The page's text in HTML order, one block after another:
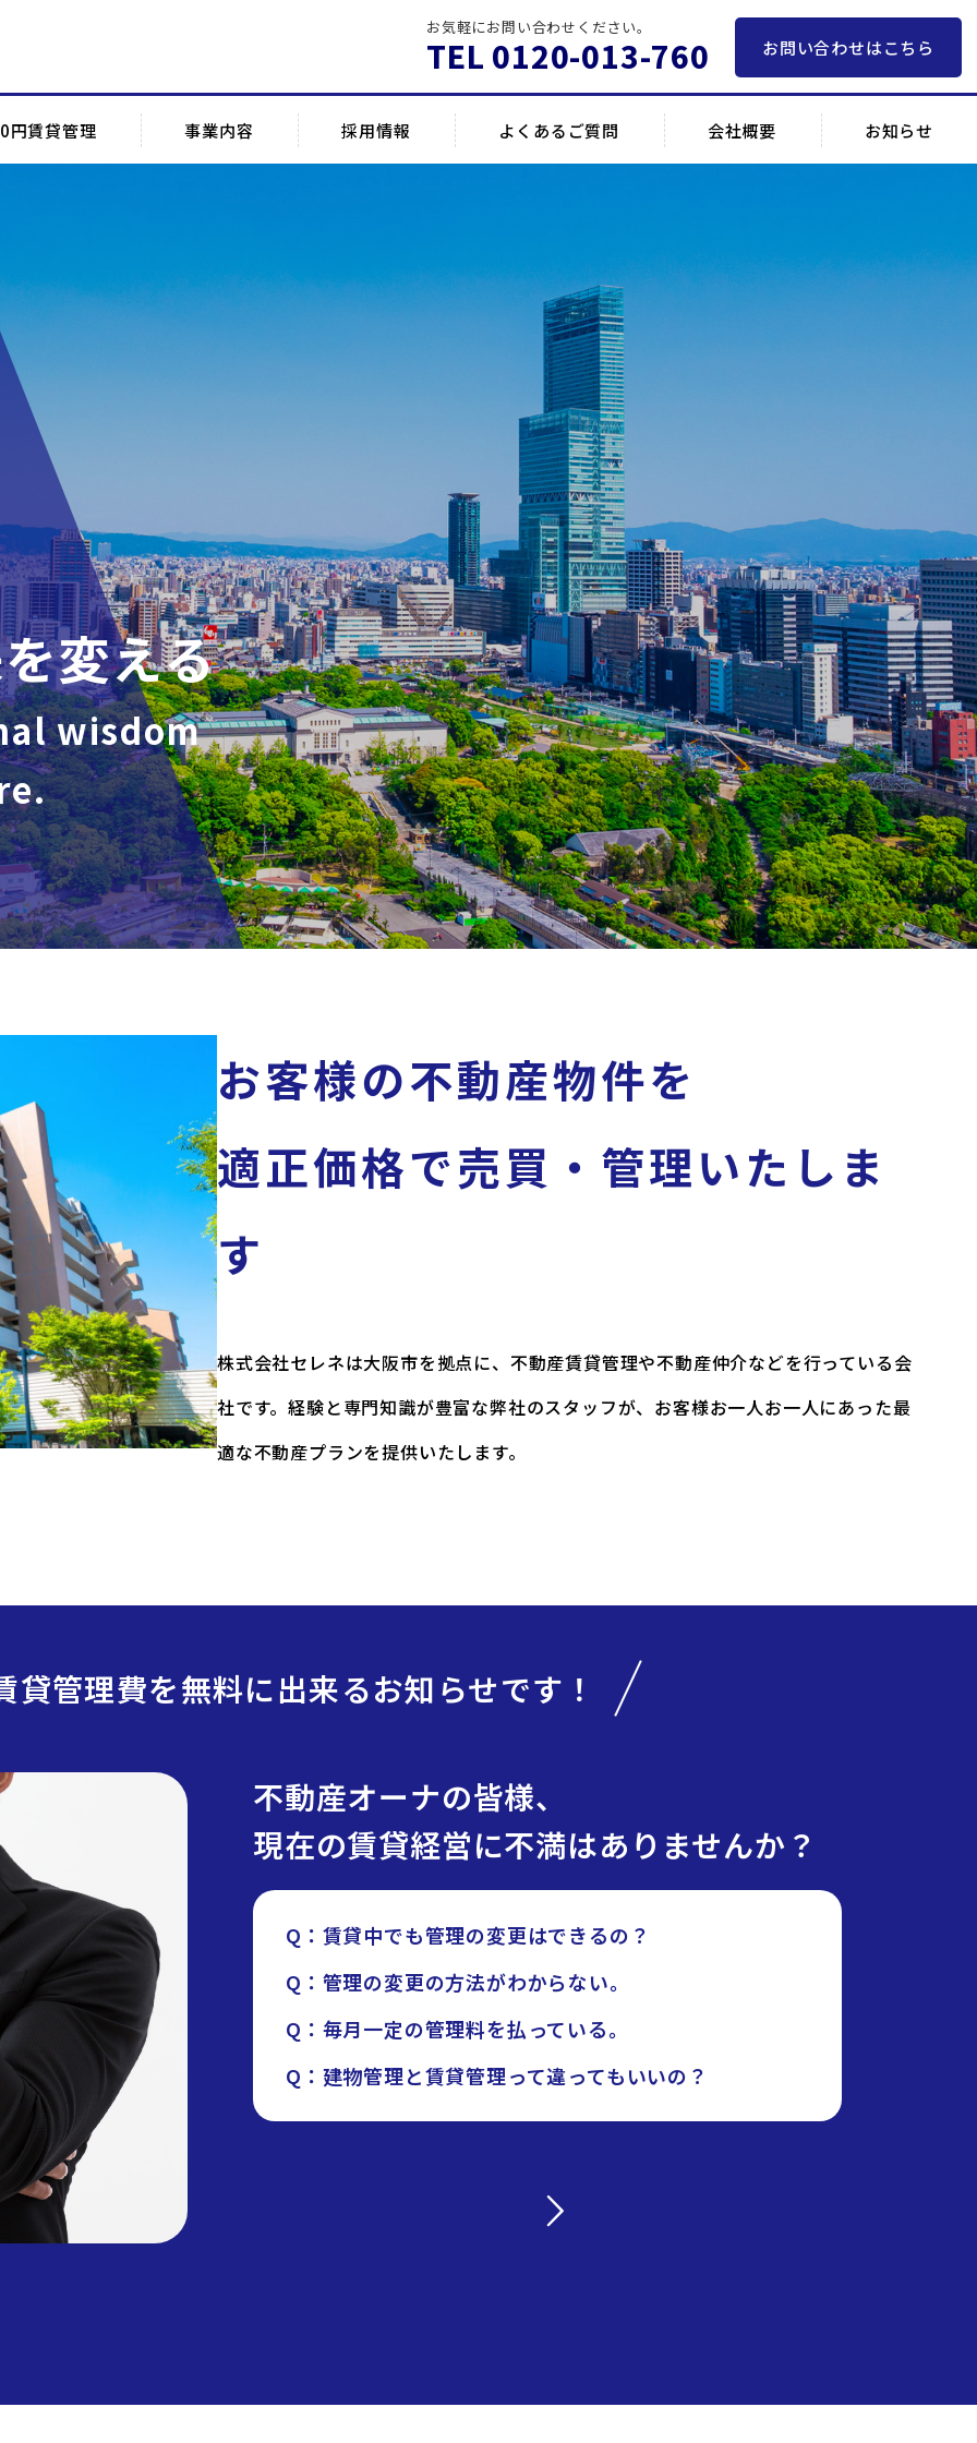
お気軽にお問い合わせください。
TEL 0120-013-760
0円賃貸管理 事業内容 採用情報 よくあるご質問 会社概要 お知らせ
お問い合わせはこちら
変える
wisdom
お客様の不動産物件を
適正価格で売買・管理いたしま
す
株式会社セレネは大阪市を拠点に、不動産賃貸管理や不動産仲介などを行っている会
社です。経験と専門知識が豊富な弊社のスタッフが、お客様お一人お一人にあった最
適な不動産プランを提供いたします。
貸管理費を無料に出来るお知らせです！
不動産オーナの皆様、
現在の賃貸経営に不満はありませんか？
Q：賃貸中でも管理の変更はできるの？
Q：管理の変更の方法がわからない。
Q：毎月一定の管理料を払っている。
Q：建物管理と賃貸管理って違ってもいいの？